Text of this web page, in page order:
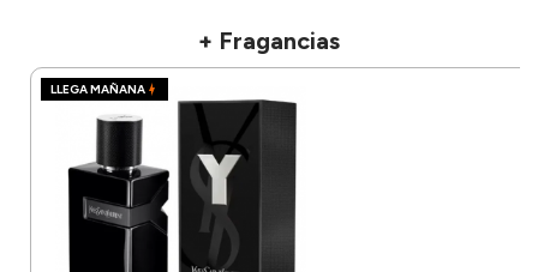
+ Fragancias
LLEGA MAÑANA